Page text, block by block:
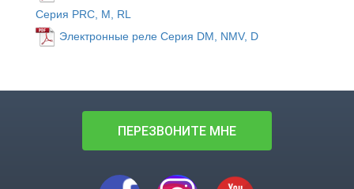
Серия PRC, M, RL
Электронные реле Серия DM, NMV, D
ПЕРЕЗВОНИТЕ МНЕ